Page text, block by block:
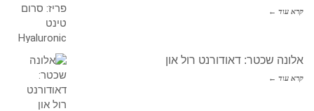
קרא עוד ←
אלונה שכטר: דאודורנט רול און
קרא עוד ←